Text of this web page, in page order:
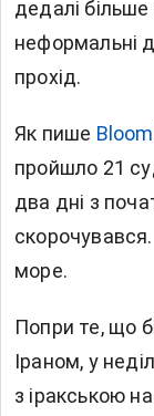
дедалі
неформальні
прохід.
Як пише
пройшло 21
два дні з
море.
Попри те, що
Іраном, у
з іракською